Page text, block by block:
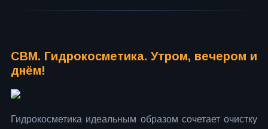
СВМ. Гидрокосметика. Утром, вечером и
днём!
Гидрокосметика идеальным образом сочетает очистку